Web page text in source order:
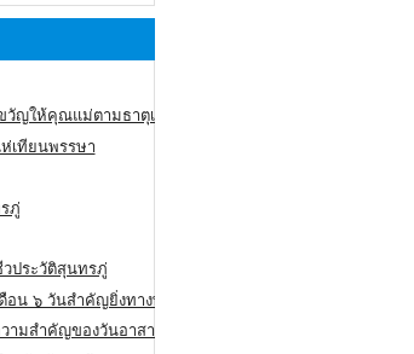
ญให้คุณแม่ตามธาตุเกิด
เทียนพรรษา
ภู่
ประวัติสุนทรภู่
น ๖ วันสำคัญยิ่งทางพระพุทธศาสนา
ามสําคัญของวันอาสาฬหบูชา